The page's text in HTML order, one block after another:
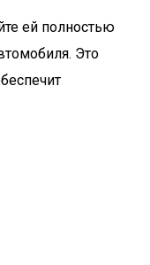
ей полностью
Это